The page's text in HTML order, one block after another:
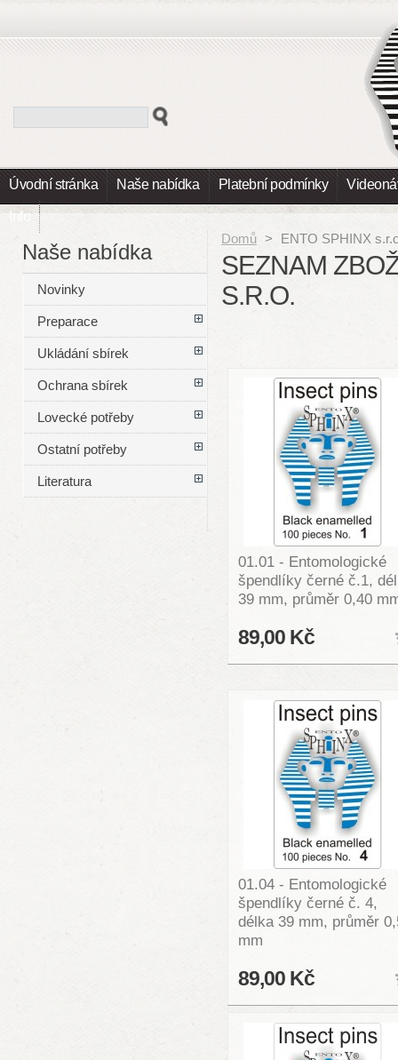
Úvodní stránka Naše nabídka Platební podmínky
Info
Domů > ENTO SPHINX
SEZNAM
S.R.O.
01.01 - Entomologické
špendlíky černé č.1,
39 mm, průměr 0,40
89,00 Kč
01.04 - Entomologické
špendlíky černé č. 4,
délka 39 mm, průměr
mm
89,00 Kč
Naše nabídka
Novinky
Preparace
Ukládání sbírek
Ochrana sbírek
Lovecké potřeby
Ostatní potřeby
Literatura